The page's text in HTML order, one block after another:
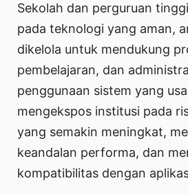
Sekolah dan perguruan
pada teknologi yang aman,
dikelola untuk mendukung
pembelajaran, dan
penggunaan sistem yang
mengekspos institusi pada
yang semakin meningkat,
keandalan performa, dan
kompatibilitas dengan